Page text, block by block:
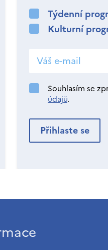
Týdenní
Kulturní
Souhlasím se
údajů.